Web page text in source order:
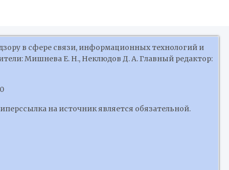
в сфере связи, информационных технологий и
Мишнева Е. Н., Неклюдов Д. А. Главный редактор:
на источник является обязательной.